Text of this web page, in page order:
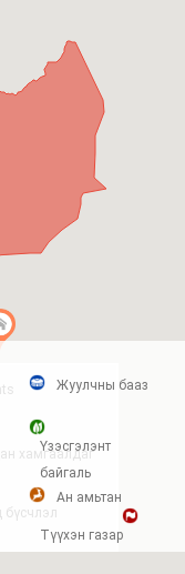
Жуулчны бааз
Үзэсгэлэнт
байгаль
Ан амьтан
Түүхэн газар
хамгаалдаг
бүсчлэл